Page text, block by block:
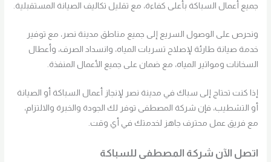
جميع أعمال السباكة بأعلى كفاءة، مع تقليل تكاليف الصيانة المستقبلية.
ونحرص على الوصول السريع إلى جميع مناطق مدينة نصر، مع توفير
خدمة صيانة طارئة لإصلاح تسربات المياه، وانسداد الصرف، وأعطال
السخانات ومواتير المياه، مع ضمان على جميع الأعمال المنفذة.
إذا كنت تحتاج إلى سباك في مدينة نصر لإنجاز أعمال السباكة أو الصيانة
أو التشطيب، فإن شركة المصطفى توفر لك الجودة والخبرة والالتزام،
مع فريق عمل محترف جاهز لخدمتك في أي وقت.
اتصل الآن شركة المصطفى للسباكة